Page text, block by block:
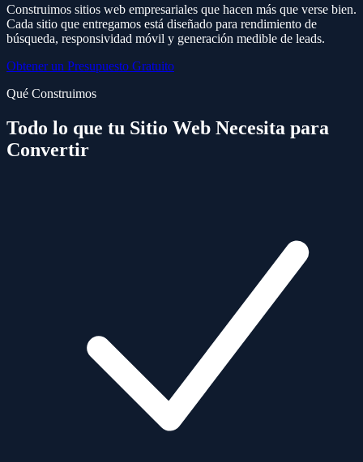
Construimos sitios web empresariales que hacen más que verse bien.
Cada sitio que entregamos está diseñado para rendimiento de
búsqueda, responsividad móvil y generación medible de leads.
Obtener un Presupuesto Gratuito
Qué Construimos
Todo lo que tu Sitio Web Necesita para
Convertir